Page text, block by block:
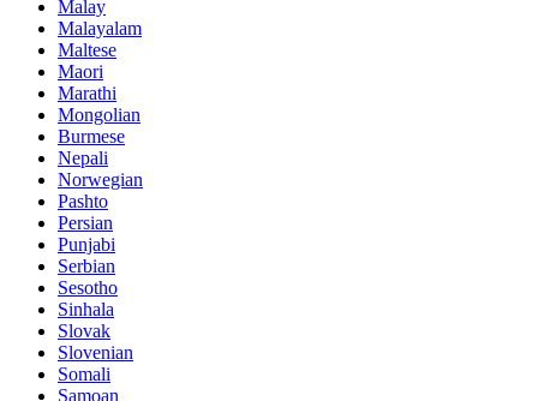
Malay
Malayalam
Maltese
Maori
Marathi
Mongolian
Burmese
Nepali
Norwegian
Pashto
Persian
Punjabi
Serbian
Sesotho
Sinhala
Slovak
Slovenian
Somali
Samoan